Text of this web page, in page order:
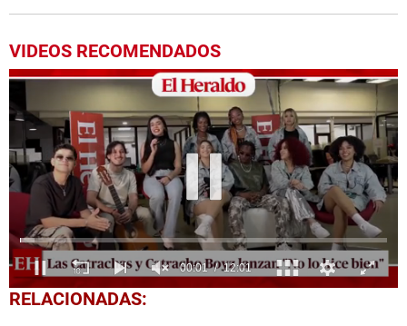
VIDEOS RECOMENDADOS
0
seconds
RELACIONADAS: